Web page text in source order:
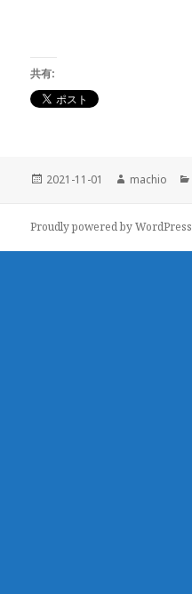
共有:
投
2021-11-01
作
machio
Proudly powered by WordPress